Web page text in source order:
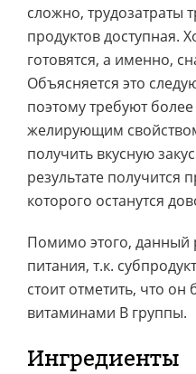
сложно, трудозатраты
продуктов доступная.
готовятся, а именно,
Объясняется это
поэтому требуют
желирующим
получить вкусную
результате
которого останутся
Помимо этого, данный
питания, т.к.
стоит отметить, что
витаминами В группы.
Ингредиенты